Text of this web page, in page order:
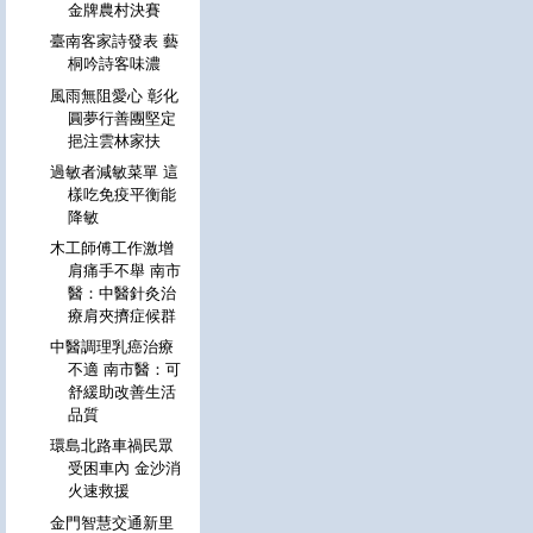
金牌農村決賽
臺南客家詩發表 藝
桐吟詩客味濃
風雨無阻愛心 彰化
圓夢行善團堅定
挹注雲林家扶
過敏者減敏菜單 這
樣吃免疫平衡能
降敏
木工師傅工作激增
肩痛手不舉 南市
醫：中醫針灸治
療肩夾擠症候群
中醫調理乳癌治療
不適 南市醫：可
舒緩助改善生活
品質
環島北路車禍民眾
受困車內 金沙消
火速救援
金門智慧交通新里